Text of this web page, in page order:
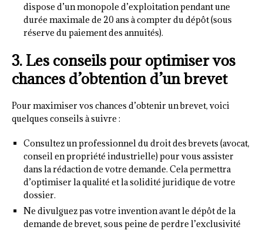
dispose d’un monopole d’exploitation pendant une
durée maximale de 20 ans à compter du dépôt (sous
réserve du paiement des annuités).
3. Les conseils pour optimiser vos
chances d’obtention d’un brevet
Pour maximiser vos chances d’obtenir un brevet, voici
quelques conseils à suivre :
Consultez un professionnel du droit des brevets (avocat,
conseil en propriété industrielle) pour vous assister
dans la rédaction de votre demande. Cela permettra
d’optimiser la qualité et la solidité juridique de votre
dossier.
Ne divulguez pas votre invention avant le dépôt de la
demande de brevet, sous peine de perdre l’exclusivité